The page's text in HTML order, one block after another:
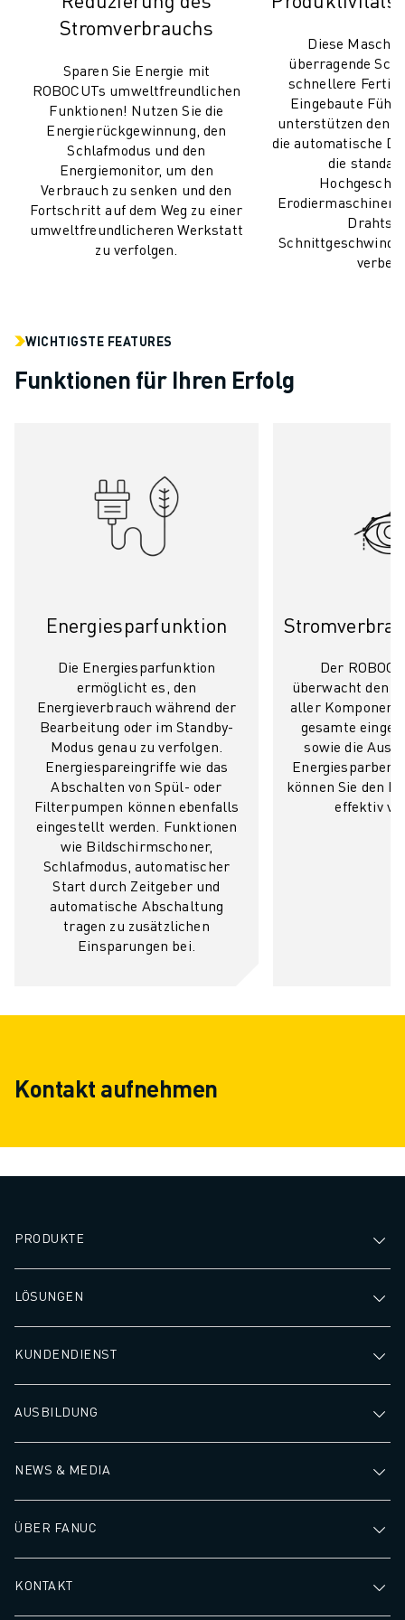
TECHNISCHE FERNUNTERSTÜTZUNG
ERSATZTEILE
DIGITALE SERVICE TOOLS
E-STORE
DOWNLOAD CENTER » MYFANUC
TRAINING & AUSBILDUNG
FANUC AKADEMIE
BRANCHEN-LÖSUNGEN
LÖSUNGEN FÜR DIE AUSBILDUNG
WORLDSKILLS & YOUNG TALENTS
EVENTS
ÜBER FANUC
NACHHALTIGKEIT
GESTALTEN SIE IHRE ZUKUNFT MIT FANUC
JETZT BEWERBEN » KARRIEREPORTAL
STANDORTE
Stromverbrauchs
Sparen Sie Energie mit
ROBOCUTs umweltfreundlichen
Funktionen! Nutzen Sie die
Energierückgewinnung, den
Schlafmodus und den
Energiemonitor, um den
Verbrauch zu senken und den
Fortschritt auf dem Weg zu einer
umweltfreundlicheren Werkstatt
zu verfolgen.
Diese
überragende
schnellere
Eingebaute
unterstützen den
die automatische
die
Erodiermaschinen
Drahts
WICHTIGSTE FEATURES
Funktionen für Ihren Erfolg
Energiesparfunktion
Die Energiesparfunktion
ermöglicht es, den
Energieverbrauch während der
Bearbeitung oder im Standby-
Modus genau zu verfolgen.
Energiespareingriffe wie das
Abschalten von Spül- oder
Filterpumpen können ebenfalls
eingestellt werden. Funktionen
wie Bildschirmschoner,
Schlafmodus, automatischer
Start durch Zeitgeber und
automatische Abschaltung
tragen zu zusätzlichen
Einsparungen bei.
Der
überwacht den
aller
gesamte
sowie die
können Sie den
effektiv
Kontakt aufnehmen
PRODUKTE
LÖSUNGEN
KUNDENDIENST
AUSBILDUNG
NEWS & MEDIA
ÜBER FANUC
KONTAKT